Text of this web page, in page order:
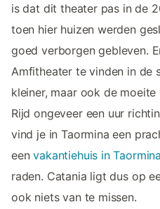
is dat dit theater pas in de
toen hier huizen werden
goed verborgen gebleven.
Amfitheater te vinden in de
kleiner, maar ook de
Rijd ongeveer een uur
vind je in Taormina een
eenvakantiehuis in Taormina
raden. Catania ligt dus op
ook niets van te missen.